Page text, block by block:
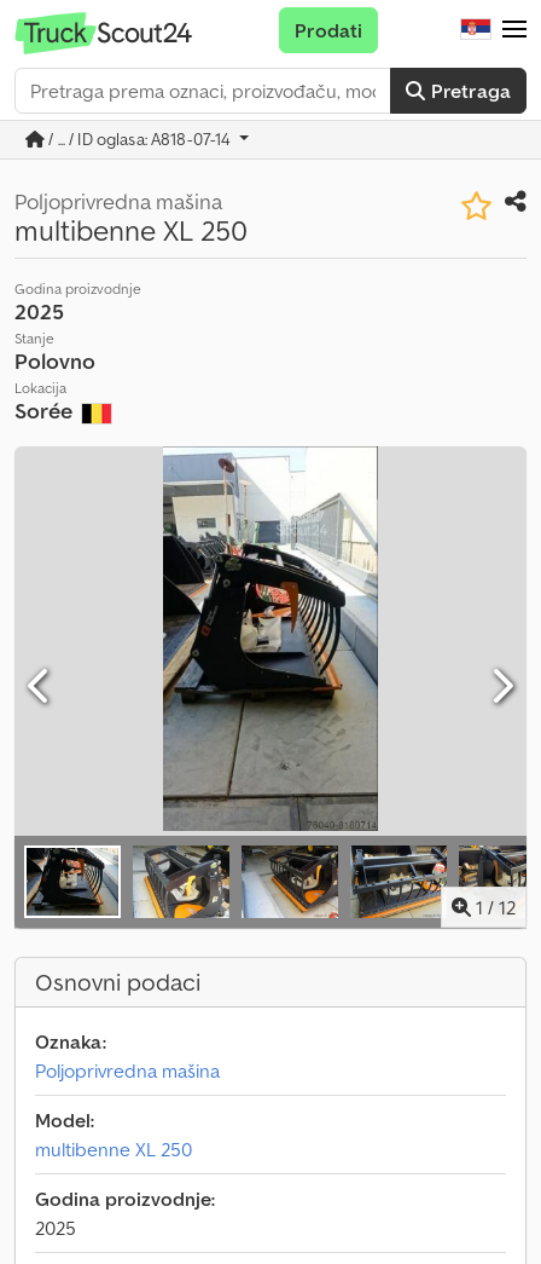
Pretraga
Prodati
/ ... / ID oglasa: A818-07-14
Poljoprivredna mašina
multibenne XL 250
Godina proizvodnje
2025
Stanje
Polovno
Lokacija
Sorée
1 / 12
Osnovni podaci
Oznaka:
Poljoprivredna mašina
Model:
multibenne XL 250
Godina proizvodnje:
2025